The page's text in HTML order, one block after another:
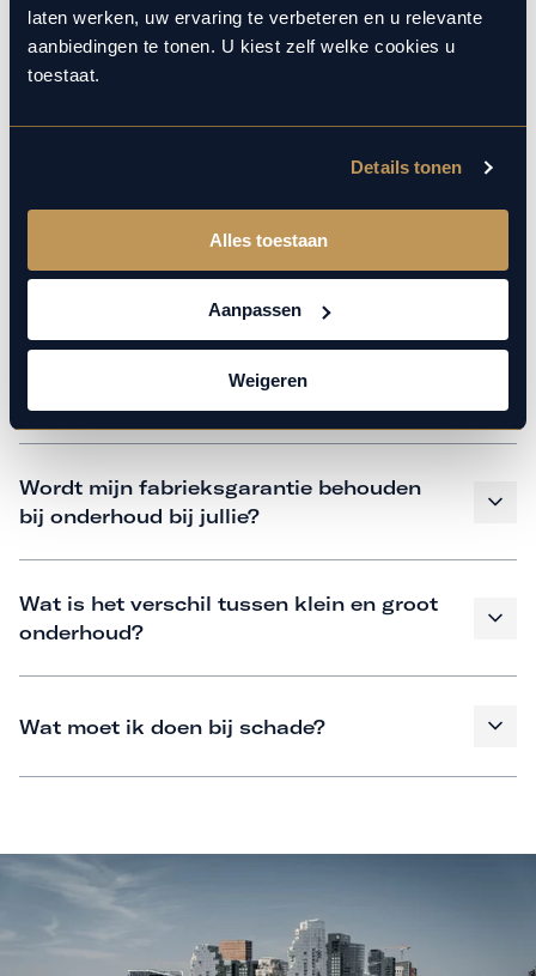
laten werken, uw ervaring te verbeteren en u relevante
aanbiedingen te tonen. U kiest zelf welke cookies u
toestaat.
Details tonen
Alles toestaan
Aanpassen
Weigeren
verzorgen het onderhoud op hetzelfde niveau als een
merkdealer. Kom gerust langs in onze werkplaats voor een
Hoe weet ik welk onderhoud mijn
auto nodig heeft en wanneer?
Is vervangend vervoer mogelijk?
Wordt mijn fabrieksgarantie behouden
bij onderhoud bij jullie?
Wat is het verschil tussen klein en groot
onderhoud?
Wat moet ik doen bij schade?